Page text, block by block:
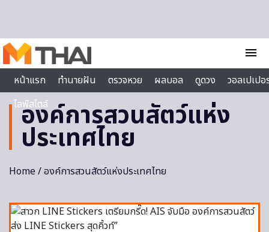
menu
หน้าแรก
ทำนายฝัน ตรวจหวย ผลบอล ดูดวง
วอลเปเป
ไลฟ์สไตล์
องค์การสวนสัตว์แห่ง
ประเทศไทย
Home/ องค์การสวนสัตว์แห่งประเทศไทย